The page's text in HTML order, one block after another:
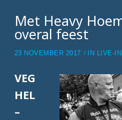
Met Heavy
overal feest
23 NOVEMBER 2017 IN LIVE-
VEG
HEL
–